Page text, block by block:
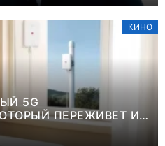
КИНО
5G
ПЕРЕЖИВЕТ И
ЛЕТО